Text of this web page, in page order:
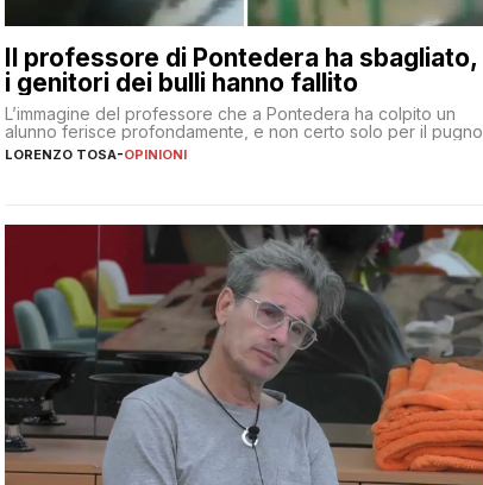
Il professore di Pontedera ha sbagliato,
i genitori dei bulli hanno fallito
L’immagine del professore che a Pontedera ha colpito un
alunno ferisce profondamente, e non certo solo per il pugno
LORENZO TOSA-OPINIONI